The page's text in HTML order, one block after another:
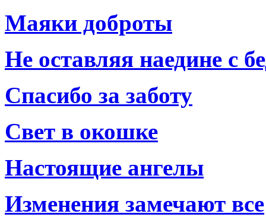
Маяки доброты
Не оставляя наедине с
Спасибо за заботу
Свет в окошке
Настоящие ангелы
Изменения замечают все